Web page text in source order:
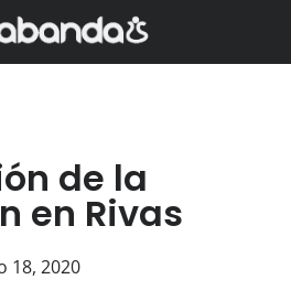
de la
en Rivas
18, 2020